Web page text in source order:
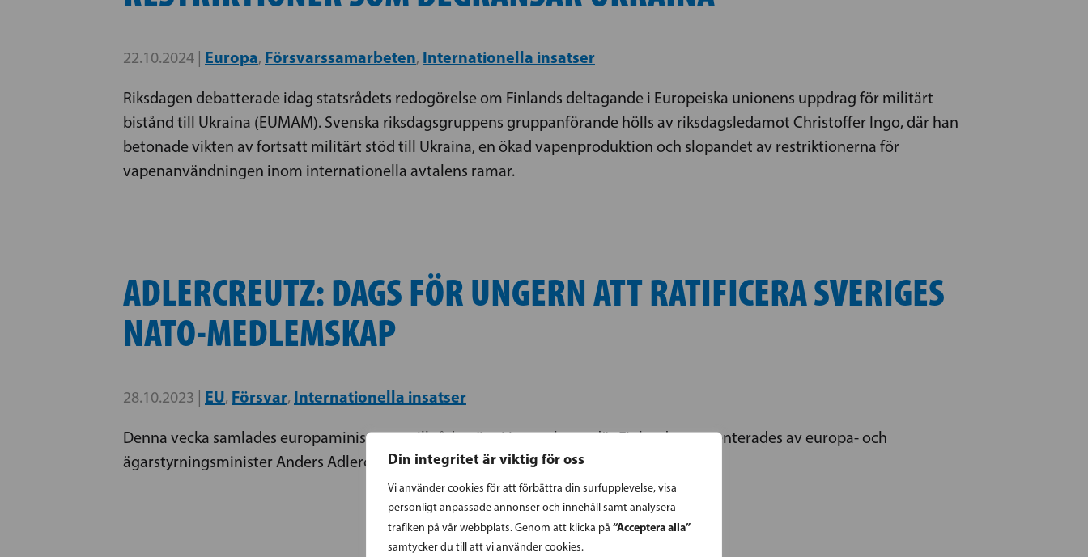
Din integritet är viktig för oss
Vi använder cookies för att förbättra din surfupplevelse, visa
personligt anpassade annonser och innehåll samt analysera
trafiken på vår webbplats. Genom att klicka på “Acceptera alla”
samtycker du till att vi använder cookies.
22.10.2024 | Europa, Försvarssamarbeten, Internationella insatser
Riksdagen debatterade idag statsrådets redogörelse om Finlands deltagande i Europeiska unionens uppdrag för militärt
bistånd till Ukraina (EUMAM). Svenska riksdagsgruppens gruppanförande hölls av riksdagsledamot Christoffer Ingo, där han
betonade vikten av fortsatt militärt stöd till Ukraina, en ökad vapenproduktion och slopandet av restriktionerna för
vapenanvändningen inom internationella avtalens ramar.
ADLERCREUTZ: DAGS FÖR UNGERN ATT RATIFICERA SVERIGES
NATO-MEDLEMSKAP
28.10.2023 | EU, Försvar, Internationella insatser
Denna vecka samlades europaministrarna till rådsmöte i Luxemburg, där Finland representerades av europa- och
ägarstyrningsminister Anders Adlercreutz